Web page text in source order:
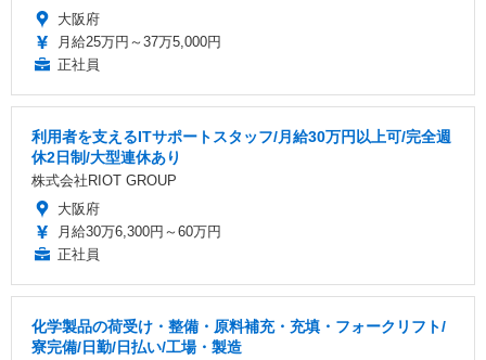
大阪府
月給25万円～37万5,000円
正社員
利用者を支えるITサポートスタッフ/月給30万円以上可/完全週
休2日制/大型連休あり
株式会社RIOT GROUP
大阪府
月給30万6,300円～60万円
正社員
化学製品の荷受け・整備・原料補充・充填・フォークリフト/
寮完備/日勤/日払い/工場・製造